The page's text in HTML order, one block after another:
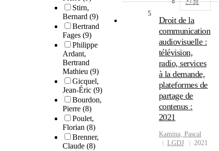
Stirn,
Bernard (9)
Bertrand
Fages (9)
Philippe
Ardant,
Bertrand
Mathieu (9)
Gicquel,
Jean-Éric (9)
Bourdon,
Pierre (8)
Poulet,
Florian (8)
Brenner,
Claude (8)
신청
5
Droit de la
communication
audiovisuelle :
télévision,
radio, services
à la demande,
plateformes de
partage de
contenus :
2021
Kamina, Pascal
LGDJ
2021